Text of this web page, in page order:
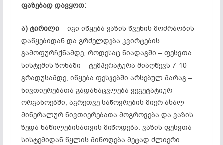
ფაზებად დავყოთ:
ა) ტირილი– იგი იწყება ვაზის წვენის მოძრაობის
დაწყებიდან და გრძელდება კვირტების
გამოფურჩქნამდე, როდესაც ნიადაგში – ფესვთა
სისტემის ზონაში – ტემპერატურა მიაღწევს 7-10
გრადუსამდე, იწყება ფესვებში არსებულ მარაგ –
ნივთიერებათა გადანაცვლება ვეგეტატიურ
ორგანოებში, აგრეთვე საწოვრების მიერ ახალ
მინერალურ ნივთიერებათა მოგროვება და ვაზის
ზედა ნაწილებისათვის მიწოდება. ვაზის ფესვთა
სისტემიდან წყლის მიწოდება მეტად ძლიერი